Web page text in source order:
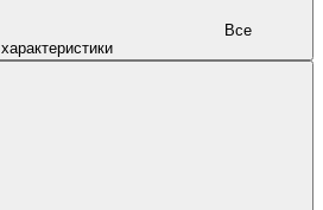
характеристики